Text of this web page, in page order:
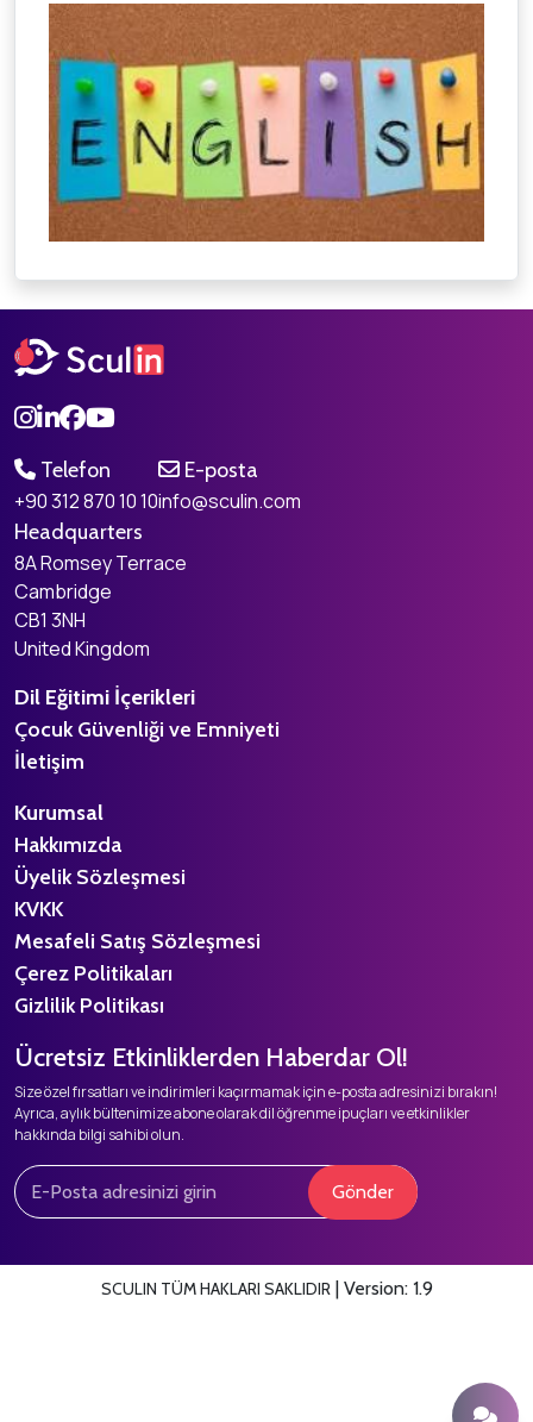
Telefon
+90 312 870 10 10
E-posta
info@sculin.com
Headquarters
8A Romsey Terrace
Cambridge
CB1 3NH
United Kingdom
Dil Eğitimi İçerikleri
Çocuk Güvenliği ve Emniyeti
İletişim
Kurumsal
Hakkımızda
Üyelik Sözleşmesi
KVKK
Mesafeli Satış Sözleşmesi
Çerez Politikaları
Gizlilik Politikası
Ücretsiz Etkinliklerden Haberdar Ol!
Size özel fırsatları ve indirimleri kaçırmamak için e-posta adresinizi bırakın!
Ayrıca, aylık bültenimize abone olarak dil öğrenme ipuçları ve etkinlikler
hakkında bilgi sahibi olun.
Gönder
SCULIN TÜM HAKLARI SAKLIDIR| Version: 1.9